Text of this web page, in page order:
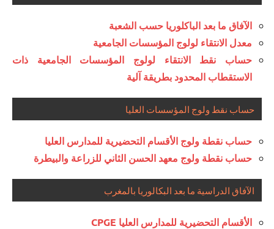
الآفاق ما بعد الباكلوريا حسب الشعبة
معدل الانتقاء لولوج المؤسسات الجامعية
حساب نقط الانتقاء لولوج المؤسسات الجامعية ذات
الاستقطاب المحدود بطريقة آلية
حساب نقط ولوج المؤسسات العليا
حساب نقطة ولوج الأقسام التحضيرية للمدارس العليا
حساب نقطة ولوج معهد الحسن الثاني للزراعة والبيطرة
الآفاق الدراسية ما بعد البكالوريا بالمغرب
الأقسام التحضيرية للمدارس العليا CPGE